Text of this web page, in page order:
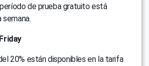
de prueba gratuito está
semana.
20% están disponibles en la tarifa